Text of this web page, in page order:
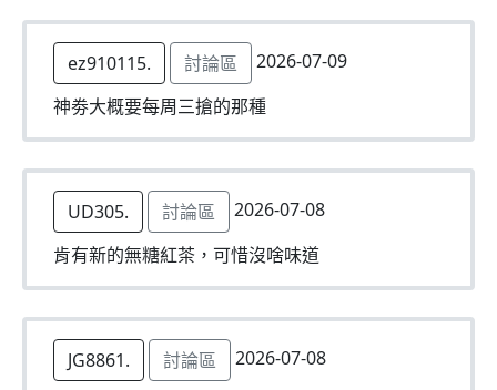
ez910115. 討論區
2026-07-09
神劵大概要每周三搶的那種
UD305. 討論區
2026-07-08
肯有新的無糖紅茶，可惜沒啥味道
JG8861. 討論區
2026-07-08